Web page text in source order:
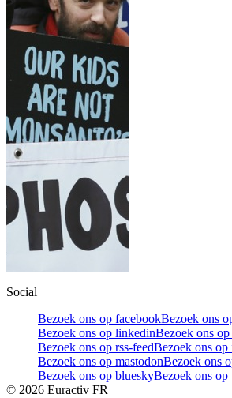
Social
Bezoek ons op facebookBezoek ons
Bezoek ons op linkedinBezoek ons
Bezoek ons op rss-feedBezoek ons op
Bezoek ons op mastodonBezoek ons
Bezoek ons op blueskyBezoek ons op
© 2026 Euractiv FR